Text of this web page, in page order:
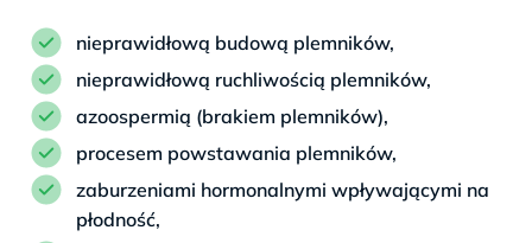
nieprawidłową budową plemników,
nieprawidłową ruchliwością plemników,
azoospermią (brakiem plemników),
procesem powstawania plemników,
zaburzeniami hormonalnymi wpływającymi na
płodność,